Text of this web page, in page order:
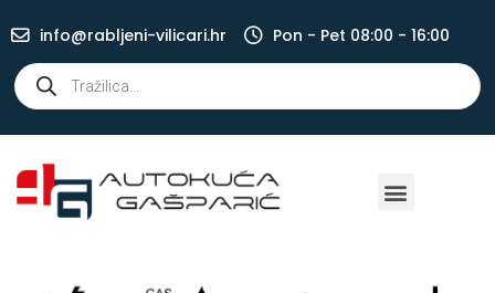
info@rabljeni-vilicari.hr Pon - Pet 08:00 - 16:00